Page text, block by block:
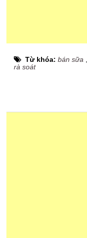
Từ khóa:bán sữa
rà soát